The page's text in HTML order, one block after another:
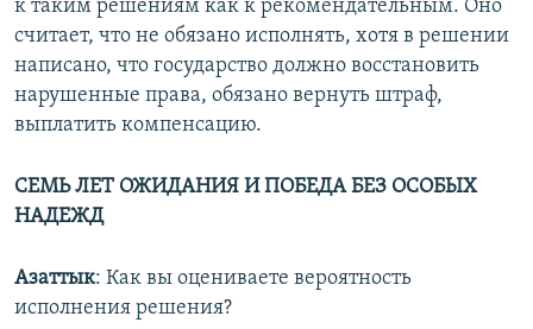
к таким решениям как к рекомендательным. Оно
считает, что не обязано исполнять, хотя в решении
написано, что государство должно восстановить
нарушенные права, обязано вернуть штраф,
выплатить компенсацию.
СЕМЬ ЛЕТ ОЖИДАНИЯ И ПОБЕДА БЕЗ ОСОБЫХ
НАДЕЖД
Азаттык: Как вы оцениваете вероятность
исполнения решения?